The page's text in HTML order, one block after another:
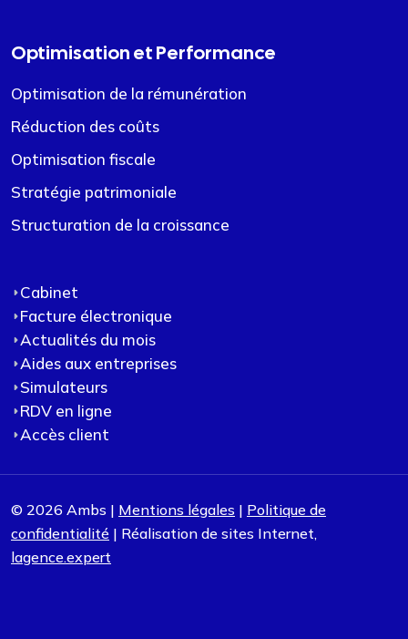
Optimisation et Performance
Optimisation de la rémunération
Réduction des coûts
Optimisation fiscale
Stratégie patrimoniale
Structuration de la croissance
Cabinet
Facture électronique
Actualités du mois
Aides aux entreprises
Simulateurs
RDV en ligne
Accès client
© 2026 Ambs | Mentions légales | Politique de
confidentialité | Réalisation de sites Internet,
lagence.expert